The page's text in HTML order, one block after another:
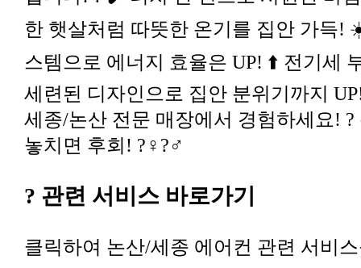
놓치면 후회! ?‍♀️?‍♂️
? 관련 서비스 바로가기
클릭하여 논산/세종 에어컨 관련 서비